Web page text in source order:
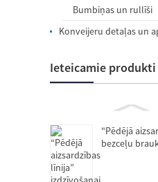
Bumbiņas un rullīši
Konveijeru detaļas un
Ieteicamie produkti
"Pēdējā
bezceļu